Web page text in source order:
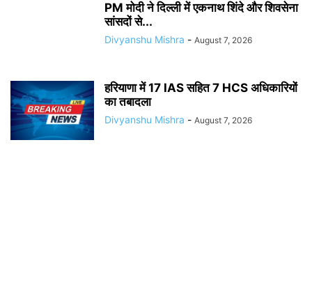
PM मोदी ने दिल्ली में एकनाथ शिंदे और शिवसेना
सांसदों से...
Divyanshu Mishra - August 7, 2026
हरियाणा में 17 IAS सहित 7 HCS अधिकारियों
का तबादला
Divyanshu Mishra - August 7, 2026